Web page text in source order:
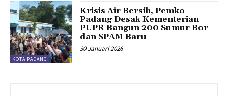
KOTA PADANG
Krisis Air Bersih, Pemko
Padang Desak Kementerian
PUPR Bangun 200 Sumur Bor
dan SPAM Baru
30 Januari 2026